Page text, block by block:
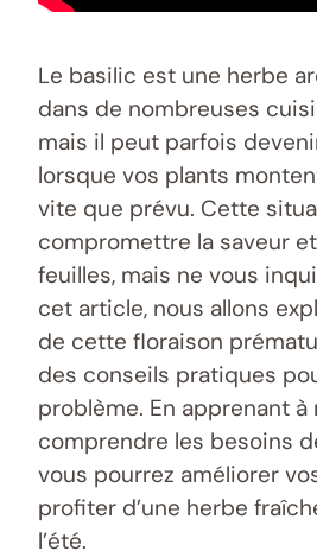
Le basilic est une herbe
dans de nombreuses
mais il peut parfois
lorsque vos plants
vite que prévu. Cette
compromettre la saveur
feuilles, mais ne vous
cet article, nous allons
de cette floraison
des conseils pratiques
problème. En apprenant à
comprendre les besoins
vous pourrez améliorer
profiter d’une herbe
l’été.